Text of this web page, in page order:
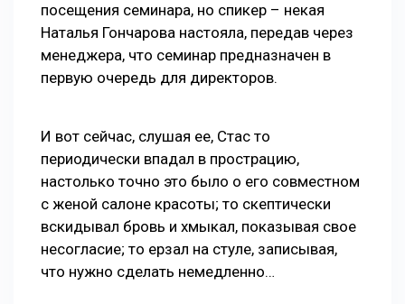
посещения семинара, но спикер – некая
Наталья Гончарова настояла, передав через
менеджера, что семинар предназначен в
первую очередь для директоров.
И вот сейчас, слушая ее, Стас то
периодически впадал в прострацию,
настолько точно это было о его совместном
с женой салоне красоты; то скептически
вскидывал бровь и хмыкал, показывая свое
несогласие; то ерзал на стуле, записывая,
что нужно сделать немедленно…